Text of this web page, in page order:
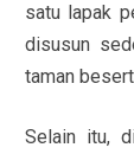
satu lapak
disusun
taman
Selain itu,